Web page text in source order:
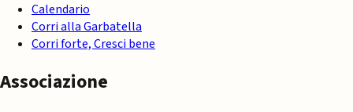
Calendario
Corri alla Garbatella
Corri forte, Cresci bene
Associazione